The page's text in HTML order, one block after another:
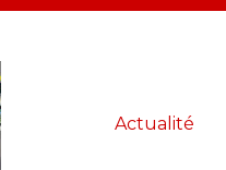
Actualité